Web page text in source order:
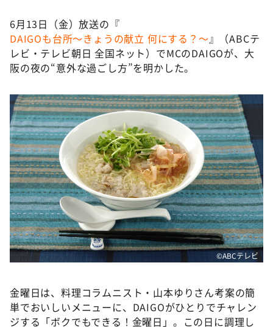
新婚さんいらっしゃい！
ポツンと一軒家
ザキ山小屋本館
アナ回覧板
6月13日（金）放送の『
DAIGOも台所～きょうの献立 何にする？～』（ABCテ
レビ・テレビ朝日 全国ネット）でMCのDAIGOが、大
阪の夜の“意外な過ごし方”を明かした。
©ABCテレビ
金曜日は、料理コラムニスト・山本ゆりさん考案の簡
単でおいしいメニューに、DAIGOがひとりでチャレン
ジする「ボクでもできる！金曜日」。この日に調理し